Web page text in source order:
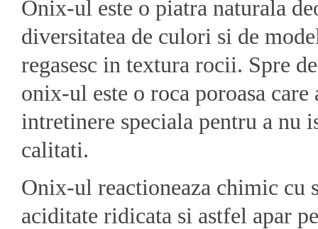
Onix-ul este o piatra naturala
diversitatea de culori si de
regasesc in textura rocii. Spre
onix-ul este o roca poroasa care
intretinere speciala pentru a nu
calitati.
Onix-ul reactioneaza chimic cu
aciditate ridicata si astfel apar